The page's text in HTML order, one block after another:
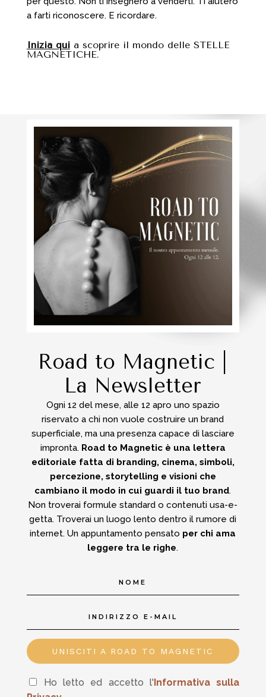
a farti riconoscere. E ricordare.
Inizia quia scoprire il mondo delle STELLE
MAGNETICHE.
Road to Magnetic |
La Newsletter
Ogni 12 del mese, alle 12 apro uno spazio
riservato a chi non vuole costruire un brand
superficiale, ma una presenza capace di lasciare
impronta. Road to Magnetic è una lettera
editoriale fatta di branding, cinema, simboli,
percezione, storytelling e visioni che
cambiano il modo in cui guardi il tuo brand.
Non troverai formule standard o contenuti usa-e-
getta. Troverai un luogo lento dentro il rumore di
internet.Un appuntamento pensato per chi ama
leggere tra le righe.
UNISCITI A ROAD TO MAGNETIC
Ho letto ed accetto l'Informativa sulla